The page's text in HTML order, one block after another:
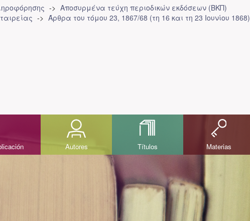
Αποσυρμένα τεύχη περιοδικών εκδόσεων (ΒΚΠ)
Άρθρα του τόμου 23, 1867/68 (τη 16 και τη 23 Ιουνίου 1868)
Autores Títulos Materias